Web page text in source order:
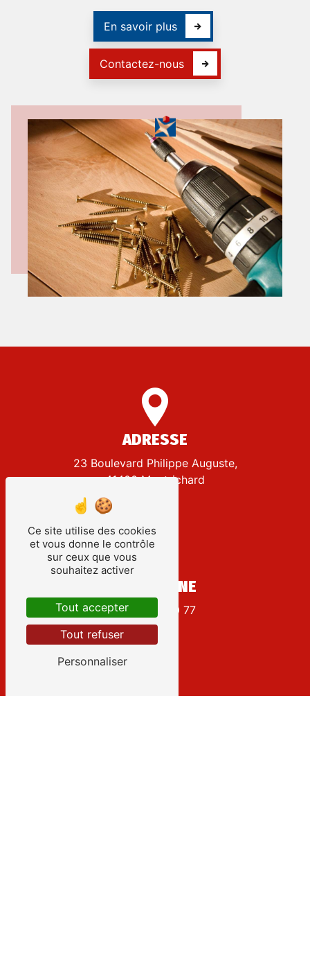
En savoir plus
Contactez-nous
ADRESSE
23 Boulevard Philippe Auguste,
41400 Montrichard
TÉLÉPHONE
02 54 32 00 77
Ce site utilise des cookies
et vous donne le contrôle
sur ceux que vous
souhaitez activer
Tout accepter
Tout refuser
Personnaliser